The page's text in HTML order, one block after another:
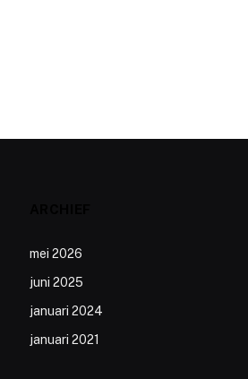
mei 2026
juni 2025
januari 2024
januari 2021